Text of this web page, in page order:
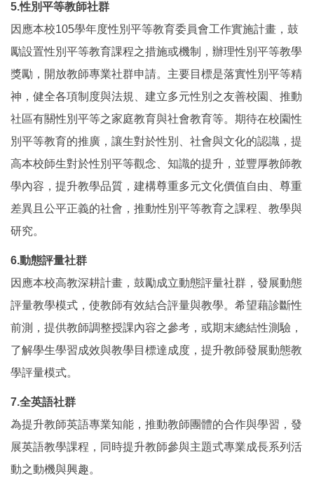
5.性別平等教師社群
因應本校105學年度性別平等教育委員會工作實施計畫，鼓
勵設置性別平等教育課程之措施或機制，辦理性別平等教學
獎勵，開放教師專業社群申請。主要目標是落實性別平等精
神，健全各項制度與法規、建立多元性別之友善校園、推動
社區有關性別平等之家庭教育與社會教育等。期待在校園性
別平等教育的推廣，讓生對於性別、社會與文化的認識，提
高本校師生對於性別平等觀念、知識的提升，並豐厚教師教
學內容，提升教學品質，建構尊重多元文化價值自由、尊重
差異且公平正義的社會，推動性別平等教育之課程、教學與
研究。
6.動態評量社群
因應本校高教深耕計畫，鼓勵成立動態評量社群，發展動態
評量教學模式，使教師有效結合評量與教學。希望藉診斷性
前測，提供教師調整授課內容之參考，或期末總結性測驗，
了解學生學習成效與教學目標達成度，提升教師發展動態教
學評量模式。
7.全英語社群
為提升教師英語專業知能，推動教師團體的合作與學習，發
展英語教學課程，同時提升教師參與主題式專業成長系列活
動之動機與興趣。